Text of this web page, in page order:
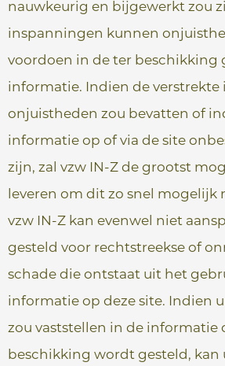
nauwkeurig en bijgewerkt zou
inspanningen kunnen
voordoen in de ter beschikking
informatie. Indien de
onjuistheden zou bevatten of
informatie op of via de site
zijn, zal vzw IN-Z de grootst
leveren om dit zo snel mogelijk
vzw IN-Z kan evenwel niet
gesteld voor rechtstreekse of
schade die ontstaat uit het
informatie op deze site. Indien
zou vaststellen in de informatie
beschikking wordt gesteld, kan